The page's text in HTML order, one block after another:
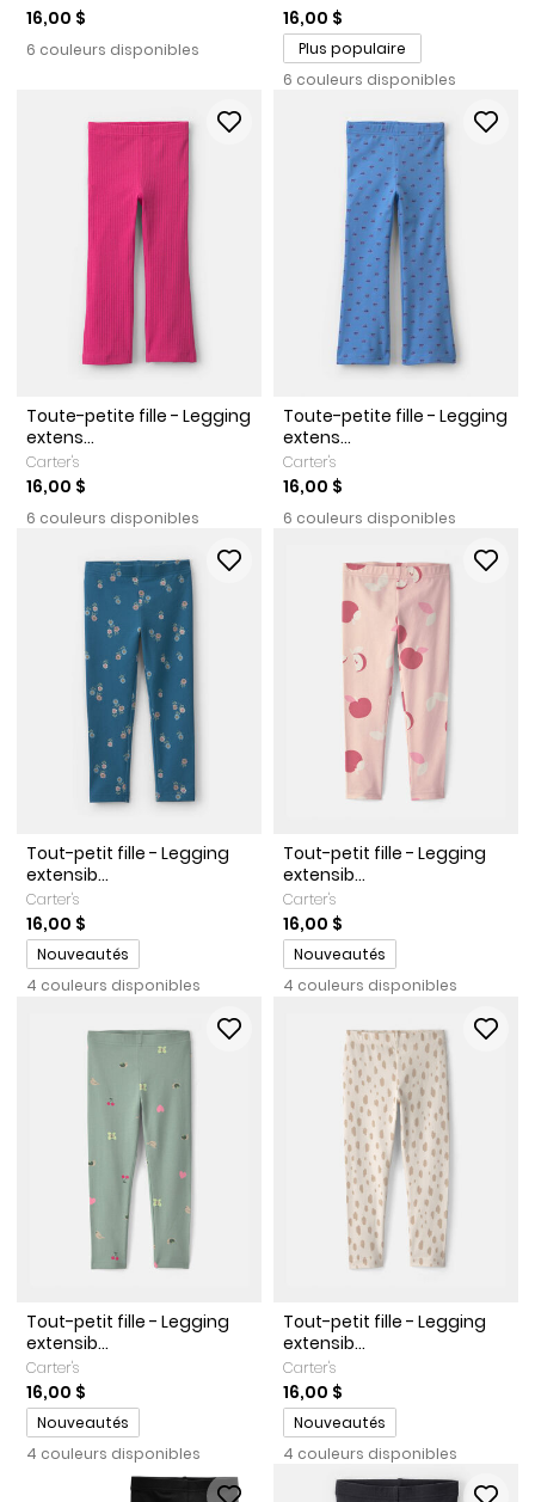
16,00 $
6 couleurs disponibles
16,00 $
Plus populaire
6 couleurs disponibles
Toute-petite fille - Legging
extens...
Carter's
16,00 $
6 couleurs disponibles
Toute-petite fille - Legging
extens...
Carter's
16,00 $
6 couleurs disponibles
Tout-petit fille - Legging
extensib...
Carter's
16,00 $
Promotions
Nouveautés
4 couleurs disponibles
Tout-petit fille - Legging
extensib...
Carter's
16,00 $
Promotions
Nouveautés
4 couleurs disponibles
Tout-petit fille - Legging
extensib...
Carter's
16,00 $
Promotions
Nouveautés
4 couleurs disponibles
Tout-petit fille - Legging
extensib...
Carter's
16,00 $
Promotions
Nouveautés
4 couleurs disponibles